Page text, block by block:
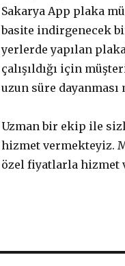
Sakarya App plaka
basite indirgenecek
yerlerde yapılan
çalışıldığı için
uzun süre
Uzman bir ekip ile
hizmet vermekteyiz.
özel fiyatlarla hizmet